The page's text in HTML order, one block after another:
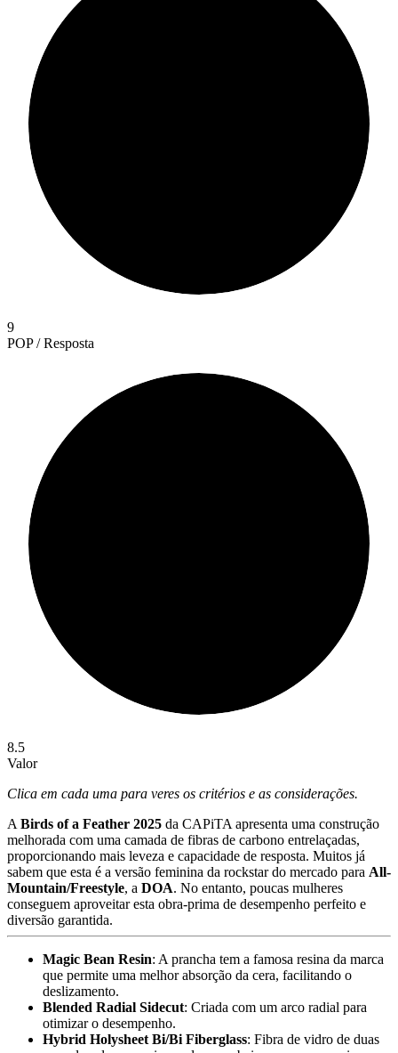
9
POP / Resposta
8.5
Valor
Clica em cada uma para veres os critérios e as considerações.
A Birds of a Feather 2025 da CAPiTA apresenta uma construção
melhorada com uma camada de fibras de carbono entrelaçadas,
proporcionando mais leveza e capacidade de resposta. Muitos já
sabem que esta é a versão feminina da rockstar do mercado para All-
Mountain/Freestyle, a DOA. No entanto, poucas mulheres
conseguem aproveitar esta obra-prima de desempenho perfeito e
diversão garantida.
Magic Bean Resin: A prancha tem a famosa resina da marca
que permite uma melhor absorção da cera, facilitando o
deslizamento.
Blended Radial Sidecut: Criada com um arco radial para
otimizar o desempenho.
Hybrid Holysheet Bi/Bi Fiberglass: Fibra de vidro de duas